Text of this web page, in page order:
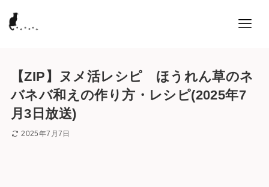
【ZIP】ヌメ活レシピ ほうれん草のネ
バネバ和えの作り方・レシピ(2025年7
月3日放送)
2025年7月7日